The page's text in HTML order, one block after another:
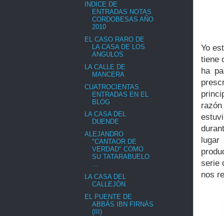
Yo
tiene
ha
lugar
serie
nos
INDICE DE
ENTRADAS NOTAS
CORDOBESAS AÑO
2010
EL CASO RARO DE
LA CASA DE LOS
ANGULOS
LA CALLE DE
MANCERA
CUATROCIENTAS
ENTRADAS EN EL
BLOG
LA CASA DEL
DUENDE
ALEJANDRO
"CANTAOR DE
VERDAD" COMO
SU TATARABUELO
...
LA CASA DEL
CALLEJÓN
EL PUENTE DE
ABBÁS IBN FIRNÁS
(III)